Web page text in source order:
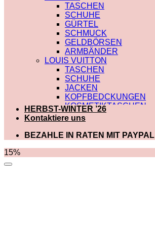
TASCHEN
SCHUHE
GÜRTEL
SCHMUCK
GELDBÖRSEN
ARMBÄNDER
LOUIS VUITTON
TASCHEN
SCHUHE
JACKEN
KOPFBEDCKUNGEN
KOSMETIKTASCHEN
SCHALS
SCHULTERRIEMEN
GÜRTEL
GELDBÖRSEN
HERBST-WINTER ’26
Kontaktiere uns
BEZAHLE IN RATEN MIT PAYPAL
15%